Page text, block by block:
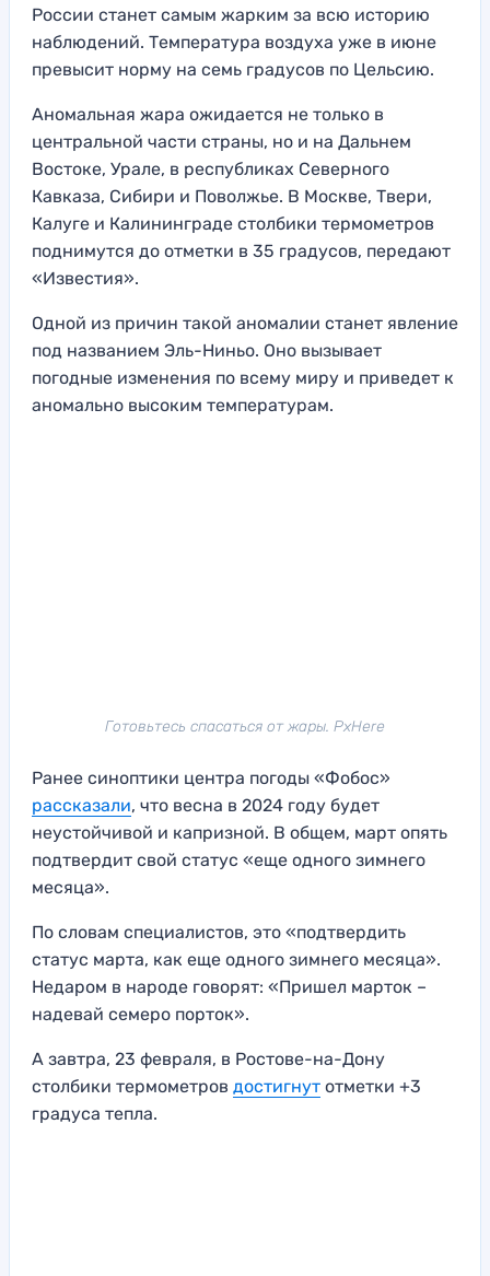
России станет самым жарким за всю историю
наблюдений. Температура воздуха уже в июне
превысит норму на семь градусов по Цельсию.
Аномальная жара ожидается не только в
центральной части страны, но и на Дальнем
Востоке, Урале, в республиках Северного
Кавказа, Сибири и Поволжье. В Москве, Твери,
Калуге и Калининграде столбики термометров
поднимутся до отметки в 35 градусов, передают
«Известия».
Одной из причин такой аномалии станет явление
под названием Эль-Ниньо. Оно вызывает
погодные изменения по всему миру и приведет к
аномально высоким температурам.
Готовьтесь спасаться от жары. PxHere
Ранее синоптики центра погоды «Фобос»
рассказали, что весна в 2024 году будет
неустойчивой и капризной. В общем, март опять
подтвердит свой статус «еще одного зимнего
месяца».
По словам специалистов, это «подтвердить
статус марта, как еще одного зимнего месяца».
Недаром в народе говорят: «Пришел марток –
надевай семеро порток».
А завтра, 23 февраля, в Ростове-на-Дону
столбики термометров достигнут отметки +3
градуса тепла.